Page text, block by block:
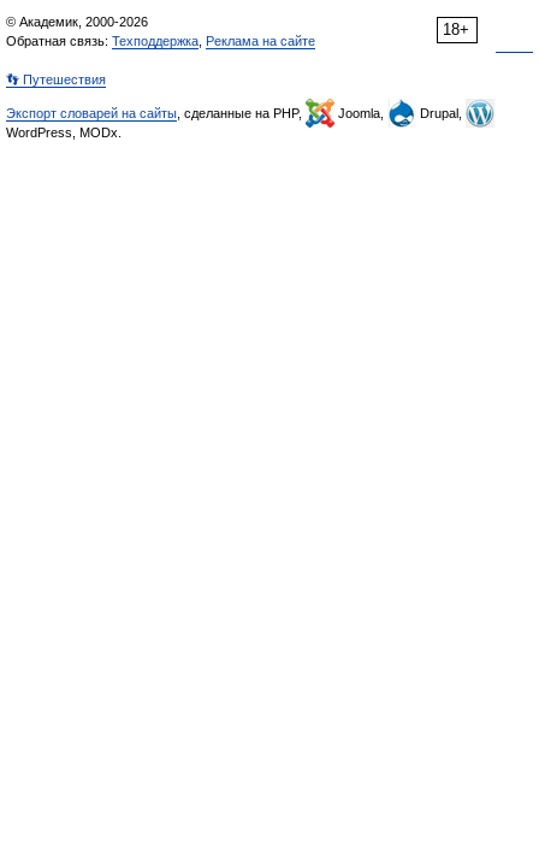
18+
© Академик, 2000-2026
Обратная связь: Техподдержка Реклама на сайте
👣 Путешествия
Экспорт словарей на сайты , сделанные на PHP, Joomla,
Drupal,
WordPress, MODx.